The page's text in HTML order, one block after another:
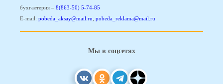
бухгалтерия – 8(863-50) 5-74-85
E-mail: pobeda_aksay@mail.ru pobeda_reklama@mail.ru
Мы в соцсетях